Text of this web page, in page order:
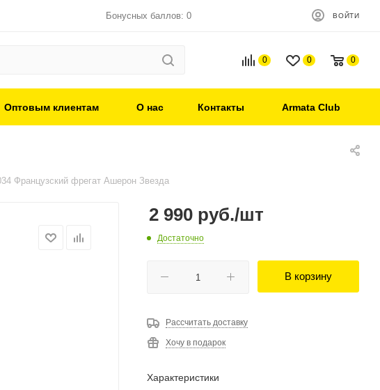
Бонусных баллов: 0 ВОЙТИ
0 0 0
Оптовым клиентам О нас Контакты Armata Club
Французский фрегат Ашерон Звезда
2 990 руб./шт
Достаточно
В корзину
Рассчитать доставку
Хочу в подарок
Характеристики